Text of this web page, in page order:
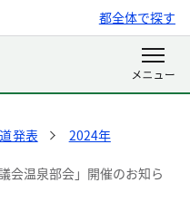
都全体で探す
発表
2024年
会温泉部会」開催のお知ら